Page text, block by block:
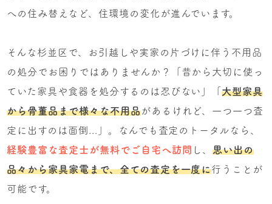
への住み替えなど、住環境の変化が進んでいます。
そんな杉並区で、お引越しや実家の片づけに伴う不用品
の処分でお困りではありませんか？「昔から大切に使っ
ていた家具や食器を処分するのは忍びない」「大型家具
から骨董品まで様々な不用品があるけれど、一つ一つ査
定に出すのは面倒...」。なんでも査定のトータルなら、
経験豊富な査定士が無料でご自宅へ訪問 し、思い出の
品々から家具家電まで、全ての査定を一度に行うことが
可能です。